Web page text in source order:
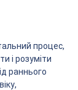
процес,
і розуміти
раннього